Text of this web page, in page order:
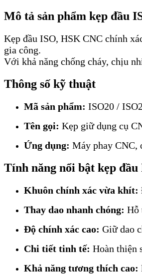
Mô tả sản phẩm kẹp đầu
Kẹp đầu ISO, HSK CNC chính
gia công.
Với khả năng chống cháy, chịu
Thông số kỹ thuật
Mã sản phẩm: ISO20 /
Tên gọi: Kẹp giữ dụng cụ
Ứng dụng: Máy phay CNC,
Tính năng nổi bật kẹp
Khuôn chính xác vừa khít:
Thay dao nhanh chóng: Hỗ
Độ chính xác cao: Giữ dao
Chi tiết tinh tế: Hoàn thiện
Khả năng tương thích cao: